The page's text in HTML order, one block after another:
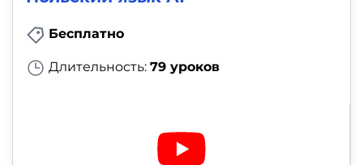
Бесплатно
Длительность: 79 уроков